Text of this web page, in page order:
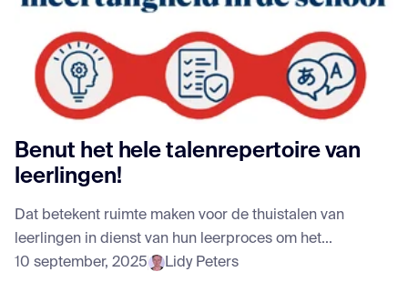
Benut het hele talenrepertoire van
leerlingen!
Dat betekent ruimte maken voor de thuistalen van
leerlingen in dienst van hun leerproces om het...
10 september, 2025
Lidy Peters